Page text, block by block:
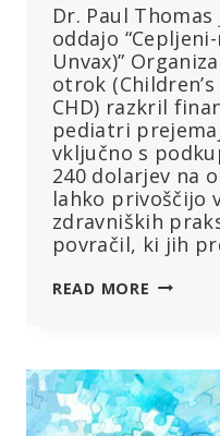
Dr. Paul
oddajo
Unvax)”
otrok
CHD) razkril
pediatri
vključno s
240 dolarjev na
lahko privoščijo
zdravniških
povračil, ki jih
READ MORE “ZA
SMO